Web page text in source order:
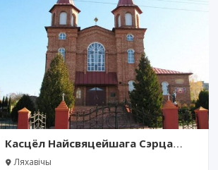
Касцёл Найсвяцейшага Сэрца
Ісуса (Ляхавічы)
Ляхавічы